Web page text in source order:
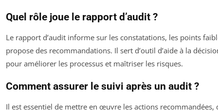
Quel rôle joue le rapport d’audit ?
Le rapport d’audit informe sur les constatations, les points
propose des recommandations. Il sert d’outil d’aide à la
pour améliorer les processus et maîtriser les risques.
Comment assurer le suivi après un audit ?
Il est essentiel de mettre en œuvre les actions recommandées,